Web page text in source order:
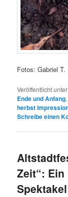
Fotos: Gabriel T.
Veröffentlicht unter
Ende und Anfang,
herbst
Schreibe einen
Zeit“:
Spektakel